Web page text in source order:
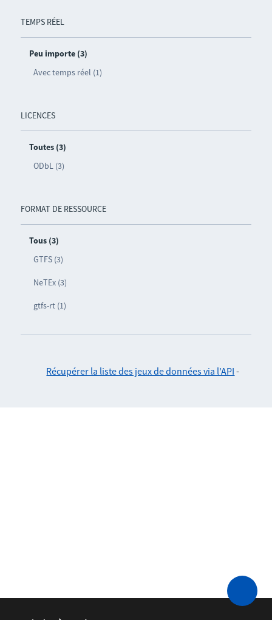
TEMPS RÉEL
Peu importe (3)
Avec temps réel (1)
LICENCES
Toutes (3)
ODbL (3)
FORMAT DE RESSOURCE
Tous (3)
GTFS (3)
NeTEx (3)
gtfs-rt (1)
Récupérer la liste des jeux de données via l'API -